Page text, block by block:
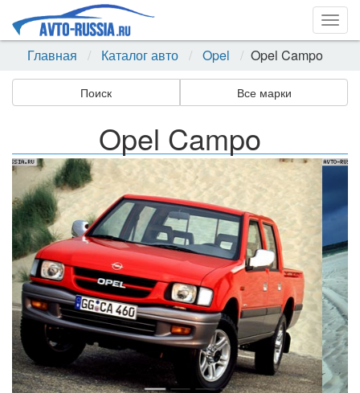
Главная
Каталог авто Opel Opel Campo
Поиск Все марки
Opel Campo
Назад